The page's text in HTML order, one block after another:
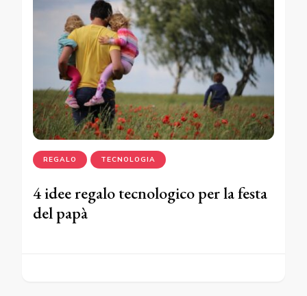
REGALO TECNOLOGIA
4 idee regalo tecnologico per la festa
del papà